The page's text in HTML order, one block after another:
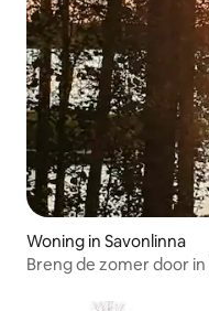
Woning in Savonlinna
Breng de zomer door